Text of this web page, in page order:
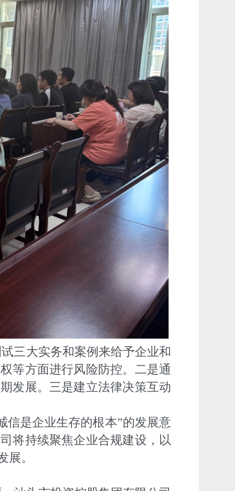
三大实务和案例来给予企业和
等方面进行风险防控。二是通
发展。三是建立法律决策互动
信是企业生存的根本”的发展意
将持续聚焦企业合规建设，以
展。